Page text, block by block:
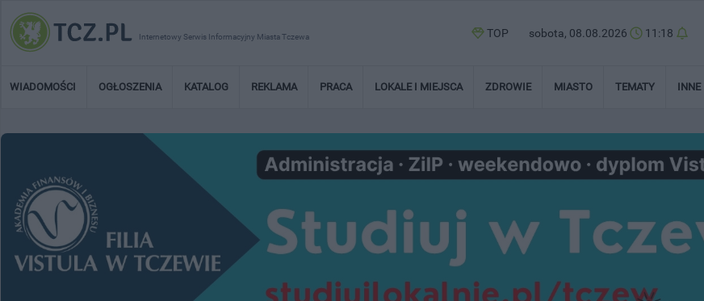
Internetowy Serwis Informacyjny Miasta Tczewa TOP sobota, 08.08.2026 11:18
WIADOMOŚCI OGŁOSZENIA KATALOG REKLAMA PRACA LOKALE I MIEJSCA ZDROWIE MIASTO TEMATY INNE